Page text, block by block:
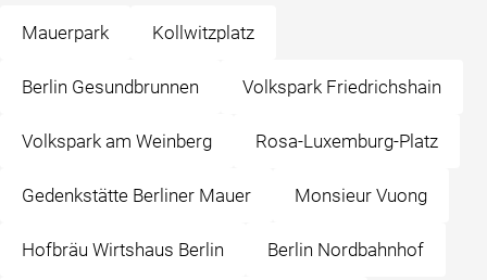
Mauerpark Kollwitzplatz
Berlin Gesundbrunnen Volkspark Friedrichshain
Volkspark am Weinberg Rosa-Luxemburg-Platz
Gedenkstätte Berliner Mauer Monsieur Vuong
Hofbräu Wirtshaus Berlin Berlin Nordbahnhof